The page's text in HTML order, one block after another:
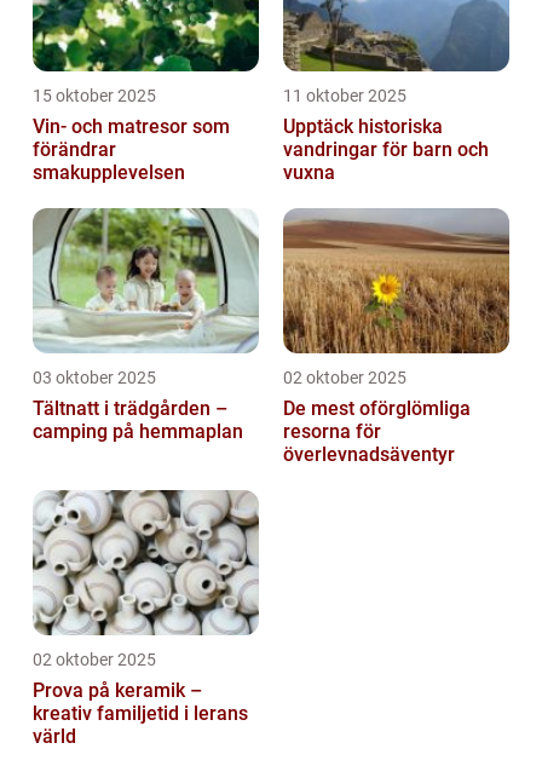
15 oktober 2025
Vin- och matresor som
förändrar
smakupplevelsen
11 oktober 2025
Upptäck historiska
vandringar för barn och
vuxna
03 oktober 2025
Tältnatt i trädgården –
camping på hemmaplan
02 oktober 2025
De mest oförglömliga
resorna för
överlevnadsäventyr
02 oktober 2025
Prova på keramik –
kreativ familjetid i lerans
värld